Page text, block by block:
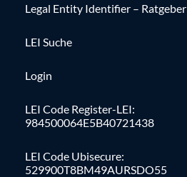
Legal Entity Identifier – Ratgeber
LEI Suche
Login
LEI Code Register-LEI:
984500064E5B40721438
LEI Code Ubisecure:
529900T8BM49AURSDO55